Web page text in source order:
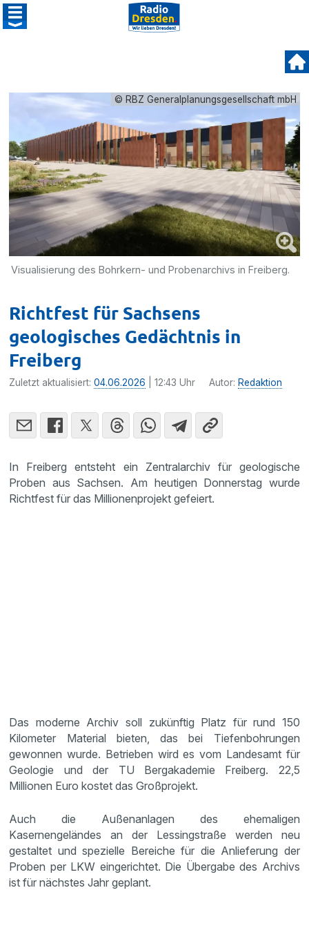
© RBZ Generalplanungsgesellschaft mbH
Visualisierung des Bohrkern- und Probenarchivs in Freiberg.
Richtfest für Sachsens
geologisches Gedächtnis in
Freiberg
Zuletzt aktualisiert:04.06.2026 | 12:43 Uhr Autor: Redaktion
In Freiberg entsteht ein Zentralarchiv für geologische
Proben aus Sachsen. Am heutigen Donnerstag wurde
Richtfest für das Millionenprojekt gefeiert.
Das moderne Archiv soll zukünftig Platz für rund 150
Kilometer Material bieten, das bei Tiefenbohrungen
gewonnen wurde. Betrieben wird es vom Landesamt für
Geologie und der TU Bergakademie Freiberg. 22,5
Millionen Euro kostet das Großprojekt.
Auch die Außenanlagen des ehemaligen
Kasernengeländes an der Lessingstraße werden neu
gestaltet und spezielle Bereiche für die Anlieferung der
Proben per LKW eingerichtet. Die Übergabe des Archivs
ist für nächstes Jahr geplant.